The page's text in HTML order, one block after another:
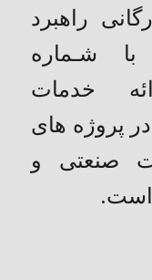
راهبرد
شـماره
ارائه خدمات
در پروژه های
صنعتی و
است.